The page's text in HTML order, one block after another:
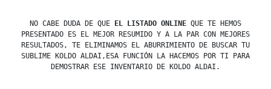
NO CABE DUDA DE QUE EL LISTADO ONLINE QUE TE HEMOS
PRESENTADO ES EL MEJOR RESUMIDO Y A LA PAR CON MEJORES
RESULTADOS, TE ELIMINAMOS EL ABURRIMIENTO DE BUSCAR TU
SUBLIME KOLDO ALDAI,ESA FUNCIÓN LA HACEMOS POR TI PARA
DEMOSTRAR ESE INVENTARIO DE KOLDO ALDAI.